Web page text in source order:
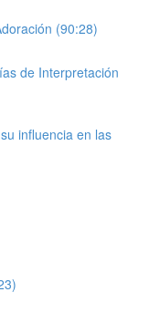
(90:28)
de Interpretación
influencia en las